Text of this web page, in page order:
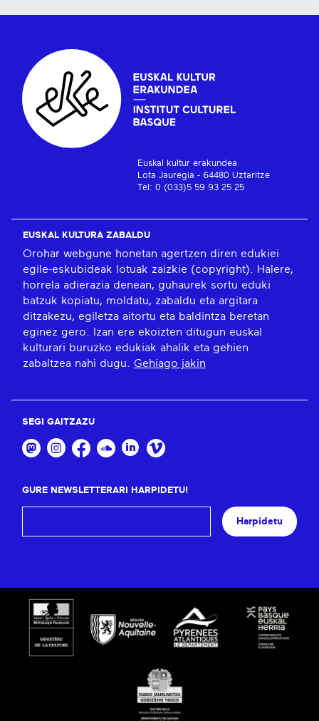
Euskal kultur erakundea
Lota Jauregia - 64480 Uztaritze
Tel: 0 (033)5 59 93 25 25
EUSKAL KULTURA ZABALDU
Orohar webgune honetan agertzen diren edukiei
egile-eskubideak lotuak zaizkie (copyright). Halere,
horrela adierazia denean, guhaurek sortu eduki
batzuk kopiatu, moldatu, zabaldu eta argitara
ditzakezu, egiletza aitortu eta baldintza beretan
eginez gero. Izan ere ekoizten ditugun euskal
kulturari buruzko edukiak ahalik eta gehien
zabaltzea nahi dugu. Gehiago jakin
SEGI GAITZAZU
GURE NEWSLETTERARI HARPIDETU!
Harpidetu